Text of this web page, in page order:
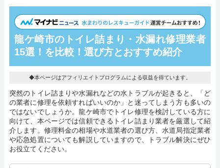
龍ケ崎市のトイレ詰まり・水漏れ修理業者
15選！を比較！選び方とおすすめ紹介
◆本ページはアフィリエイトプログラムによる収益を得ています。
突然のトイレ詰まりや水漏れなどの水トラブルが起きると、「ど
の業者に修理を依頼すればいいのか」と迷ってしまう方も多いの
ではないでしょうか。龍ケ崎市でトイレ修理を検討している方に
向けて、本ページでは信頼できるトイレ詰まり業者を厳選して紹
介します。修理料金の相場や水道業者の選び方、水道局指定業者
や応急処置についても解説していますので、トラブル解決にぜひ
お役立てください。